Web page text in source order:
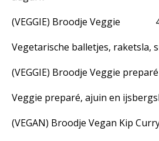
(VEGGIE) Broodje Veggie
Vegetarische balletjes, raketsla,
(VEGGIE) Broodje Veggie
Veggie preparé, ajuin en
(VEGAN) Broodje Vegan Kip